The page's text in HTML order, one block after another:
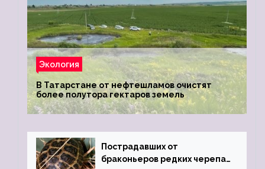
Экология
В Татарстане от нефтешламов очистят
более полутора гектаров земель
Пострадавших от
браконьеров редких черепах